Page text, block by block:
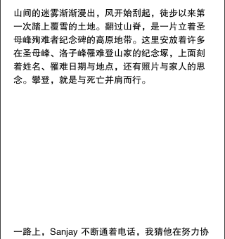
山间的迷雾渐渐漫出，风开始刮起，徒步以来第
一次踏上覆雪的土地。翻过山脊，是一片立着圣
母峰殉难者纪念碑的高原地带。这里安放着许多
在圣母峰、洛子峰罹难登山家的纪念塚，上面刻
着姓名、罹难日期与地点，还有照片与家人的思
念。攀登，就是与死亡并肩而行。
一路上，Sanjay 不断通着电话，我猜他在努力协